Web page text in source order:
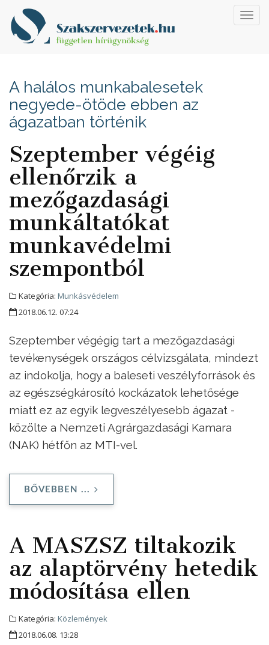
A halálos munkabalesetek
negyede-ötöde ebben az
ágazatban történik
Szeptember végéig
ellenőrzik a
mezőgazdasági
munkáltatókat
munkavédelmi
szempontból
Kategória: Munkásvédelem
2018.06.12. 07:24
Szeptember végégig tart a mezőgazdasági
tevékenységek országos célvizsgálata, mindezt
az indokolja, hogy a baleseti veszélyforrások és
az egészségkárosító kockázatok lehetősége
miatt ez az egyik legveszélyesebb ágazat -
közölte a Nemzeti Agrárgazdasági Kamara
(NAK) hétfőn az MTI-vel.
BŐVEBBEN ...
A MASZSZ tiltakozik
az alaptörvény hetedik
módosítása ellen
Kategória: Közlemények
2018.06.08. 13:28